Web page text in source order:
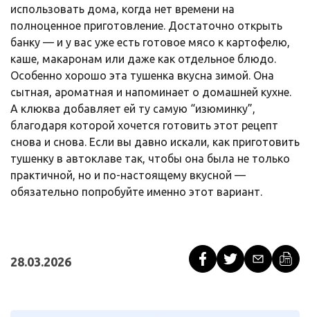
использовать дома, когда нет времени на
полноценное приготовление. Достаточно открыть
банку — и у вас уже есть готовое мясо к картофелю,
каше, макаронам или даже как отдельное блюдо.
Особенно хорошо эта тушенка вкусна зимой. Она
сытная, ароматная и напоминает о домашней кухне.
А клюква добавляет ей ту самую “изюминку”,
благодаря которой хочется готовить этот рецепт
снова и снова. Если вы давно искали, как приготовить
тушенку в автоклаве так, чтобы она была не только
практичной, но и по-настоящему вкусной —
обязательно попробуйте именно этот вариант.
28.03.2026